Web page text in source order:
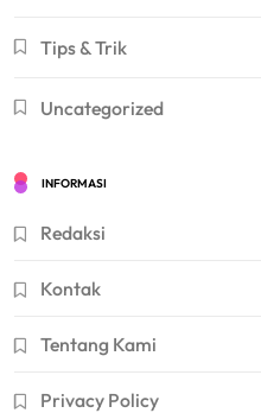
Tips & Trik
Uncategorized
INFORMASI
Redaksi
Kontak
Tentang Kami
Privacy Policy